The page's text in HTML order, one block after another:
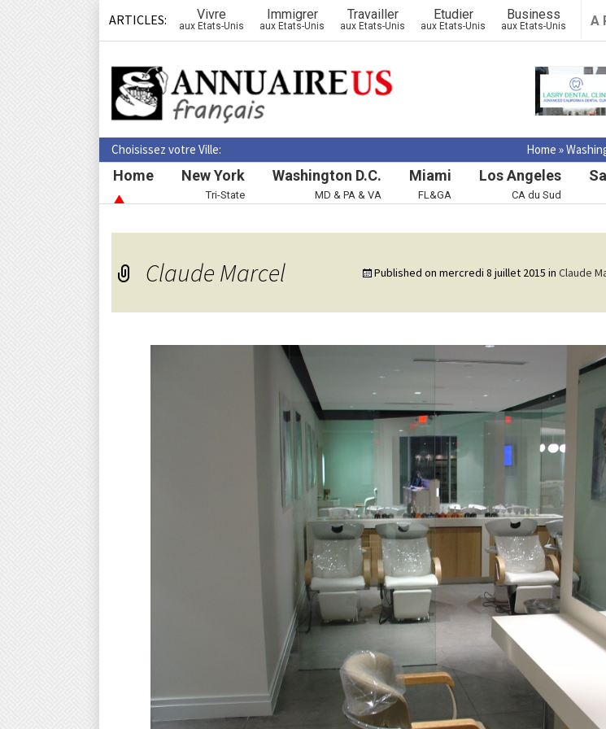
ARTICLES: Vivre
aux Etats-Unis
Immigrer
aux Etats-Unis
Travailler
aux Etats-Unis
Etudier
aux Etats-Unis
Business
aux Etats-Unis A
Choisissez votre Ville: Home »
Home New York
Tri-State
Washington D.C.
MD & PA & VA
Miami
FL&GA
Los Angeles
CA du Sud
Claude Marcel Published on mercredi 8 juillet 2015 in Claude